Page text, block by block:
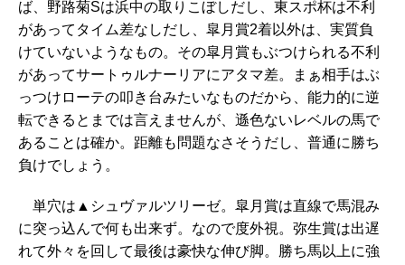
ば、野路菊Sは浜中の取りこぼしだし、東スポ杯は不利
があってタイム差なしだし、皐月賞2着以外は、実質負
けていないようなもの。その皐月賞もぶつけられる不利
があってサートゥルナーリアにアタマ差。まぁ相手はぶ
っつけローテの叩き台みたいなものだから、能力的に逆
転できるとまでは言えませんが、遜色ないレベルの馬で
あることは確か。距離も問題なさそうだし、普通に勝ち
負けでしょう。
単穴は▲シュヴァルツリーゼ。皐月賞は直線で馬混み
に突っ込んで何も出来ず。なので度外視。弥生賞は出遅
れて外々を回して最後は豪快な伸び脚。勝ち馬以上に強